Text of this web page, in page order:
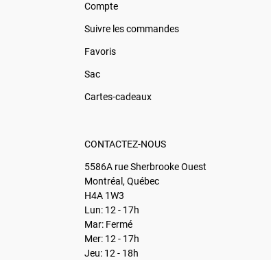
Compte
Suivre les commandes
Favoris
Sac
Cartes-cadeaux
CONTACTEZ-NOUS
5586A rue Sherbrooke Ouest
Montréal, Québec
H4A 1W3
Lun: 12 - 17h
Mar: Fermé
Mer: 12 - 17h
Jeu: 12 - 18h